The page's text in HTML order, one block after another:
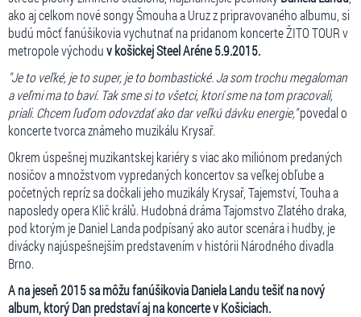
ako aj celkom nové songy Šmouha a Uruz z pripravovaného albumu, si
budú môcť fanúšikovia vychutnať na pridanom koncerte ŽITO TOUR v
metropole východuv košickej Steel Aréne 5.9.2015.
"Je to veľké, je to super, je to bombastické. Ja som trochu megaloman
a veľmi ma to baví. Tak sme si to všetci, ktorí sme na tom pracovali,
priali. Chcem ľuďom odovzdať ako dar veľkú dávku energie,"povedal o
koncerte tvorca známeho muzikálu Krysař.
Okrem úspešnej muzikantskej kariéry s viac ako miliónom predaných
nosičov a množstvom vypredaných koncertov sa veľkej obľube a
početných repríz sa dočkali jeho muzikály Krysař, Tajemství, Touha a
naposledy opera Klič králů. Hudobná dráma Tajomstvo Zlatého draka,
pod ktorým je Daniel Landa podpísaný ako autor scenára i hudby, je
divácky najúspešnejším predstavením v histórii Národného divadla
Brno.
A na jeseň 2015 sa môžu fanúšikovia Daniela Landu tešiť na nový
album, ktorý Dan predstaví aj na koncerte v Košiciach.